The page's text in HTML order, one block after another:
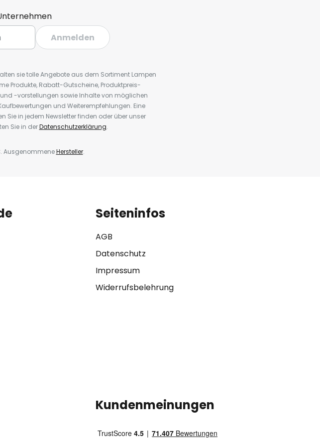
Anmelden
sie tolle Angebote aus dem Sortiment Lampen
Produkte, Rabatt-Gutscheine, Produktpreis-
-vorstellungen sowie Inhalte von möglichen
und Weiterempfehlungen. Eine
Sie in jedem Newsletter finden oder über unser
Sie in derDatenschutzerklärung.
AusgenommeneHersteller.
Seiteninfos
AGB
Datenschutz
Impressum
Widerrufsbelehrung
Kundenmeinungen